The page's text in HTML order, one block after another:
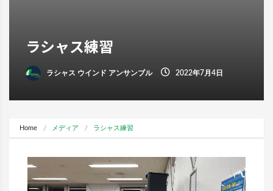
ラシャス練習
ラシャス ウインド アンサンブル 2022年7月4日
Home メディア ラシャス練習
動
画